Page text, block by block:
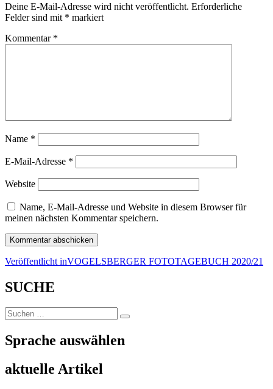
Deine E-Mail-Adresse wird nicht veröffentlicht. Erforderliche
Felder sind mit * markiert
Kommentar *
Name *
E-Mail-Adresse *
Website
Name, E-Mail-Adresse und Website in diesem Browser für
meinen nächsten Kommentar speichern.
Beitragsnavigation
Veröffentlicht inVOGELSBERGER FOTOTAGEBUCH 2020/21
SUCHE
Suchen
nach:
Suchen
Sprache auswählen
aktuelle Artikel